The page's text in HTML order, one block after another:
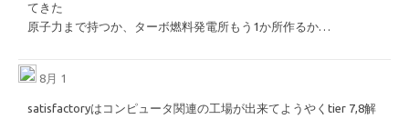
てきた
原子力まで持つか、ターボ燃料発電所もう1か所作るか…
8月 1
satisfactoryはコンピュータ関連の工場が出来てようやくtier 7,8解